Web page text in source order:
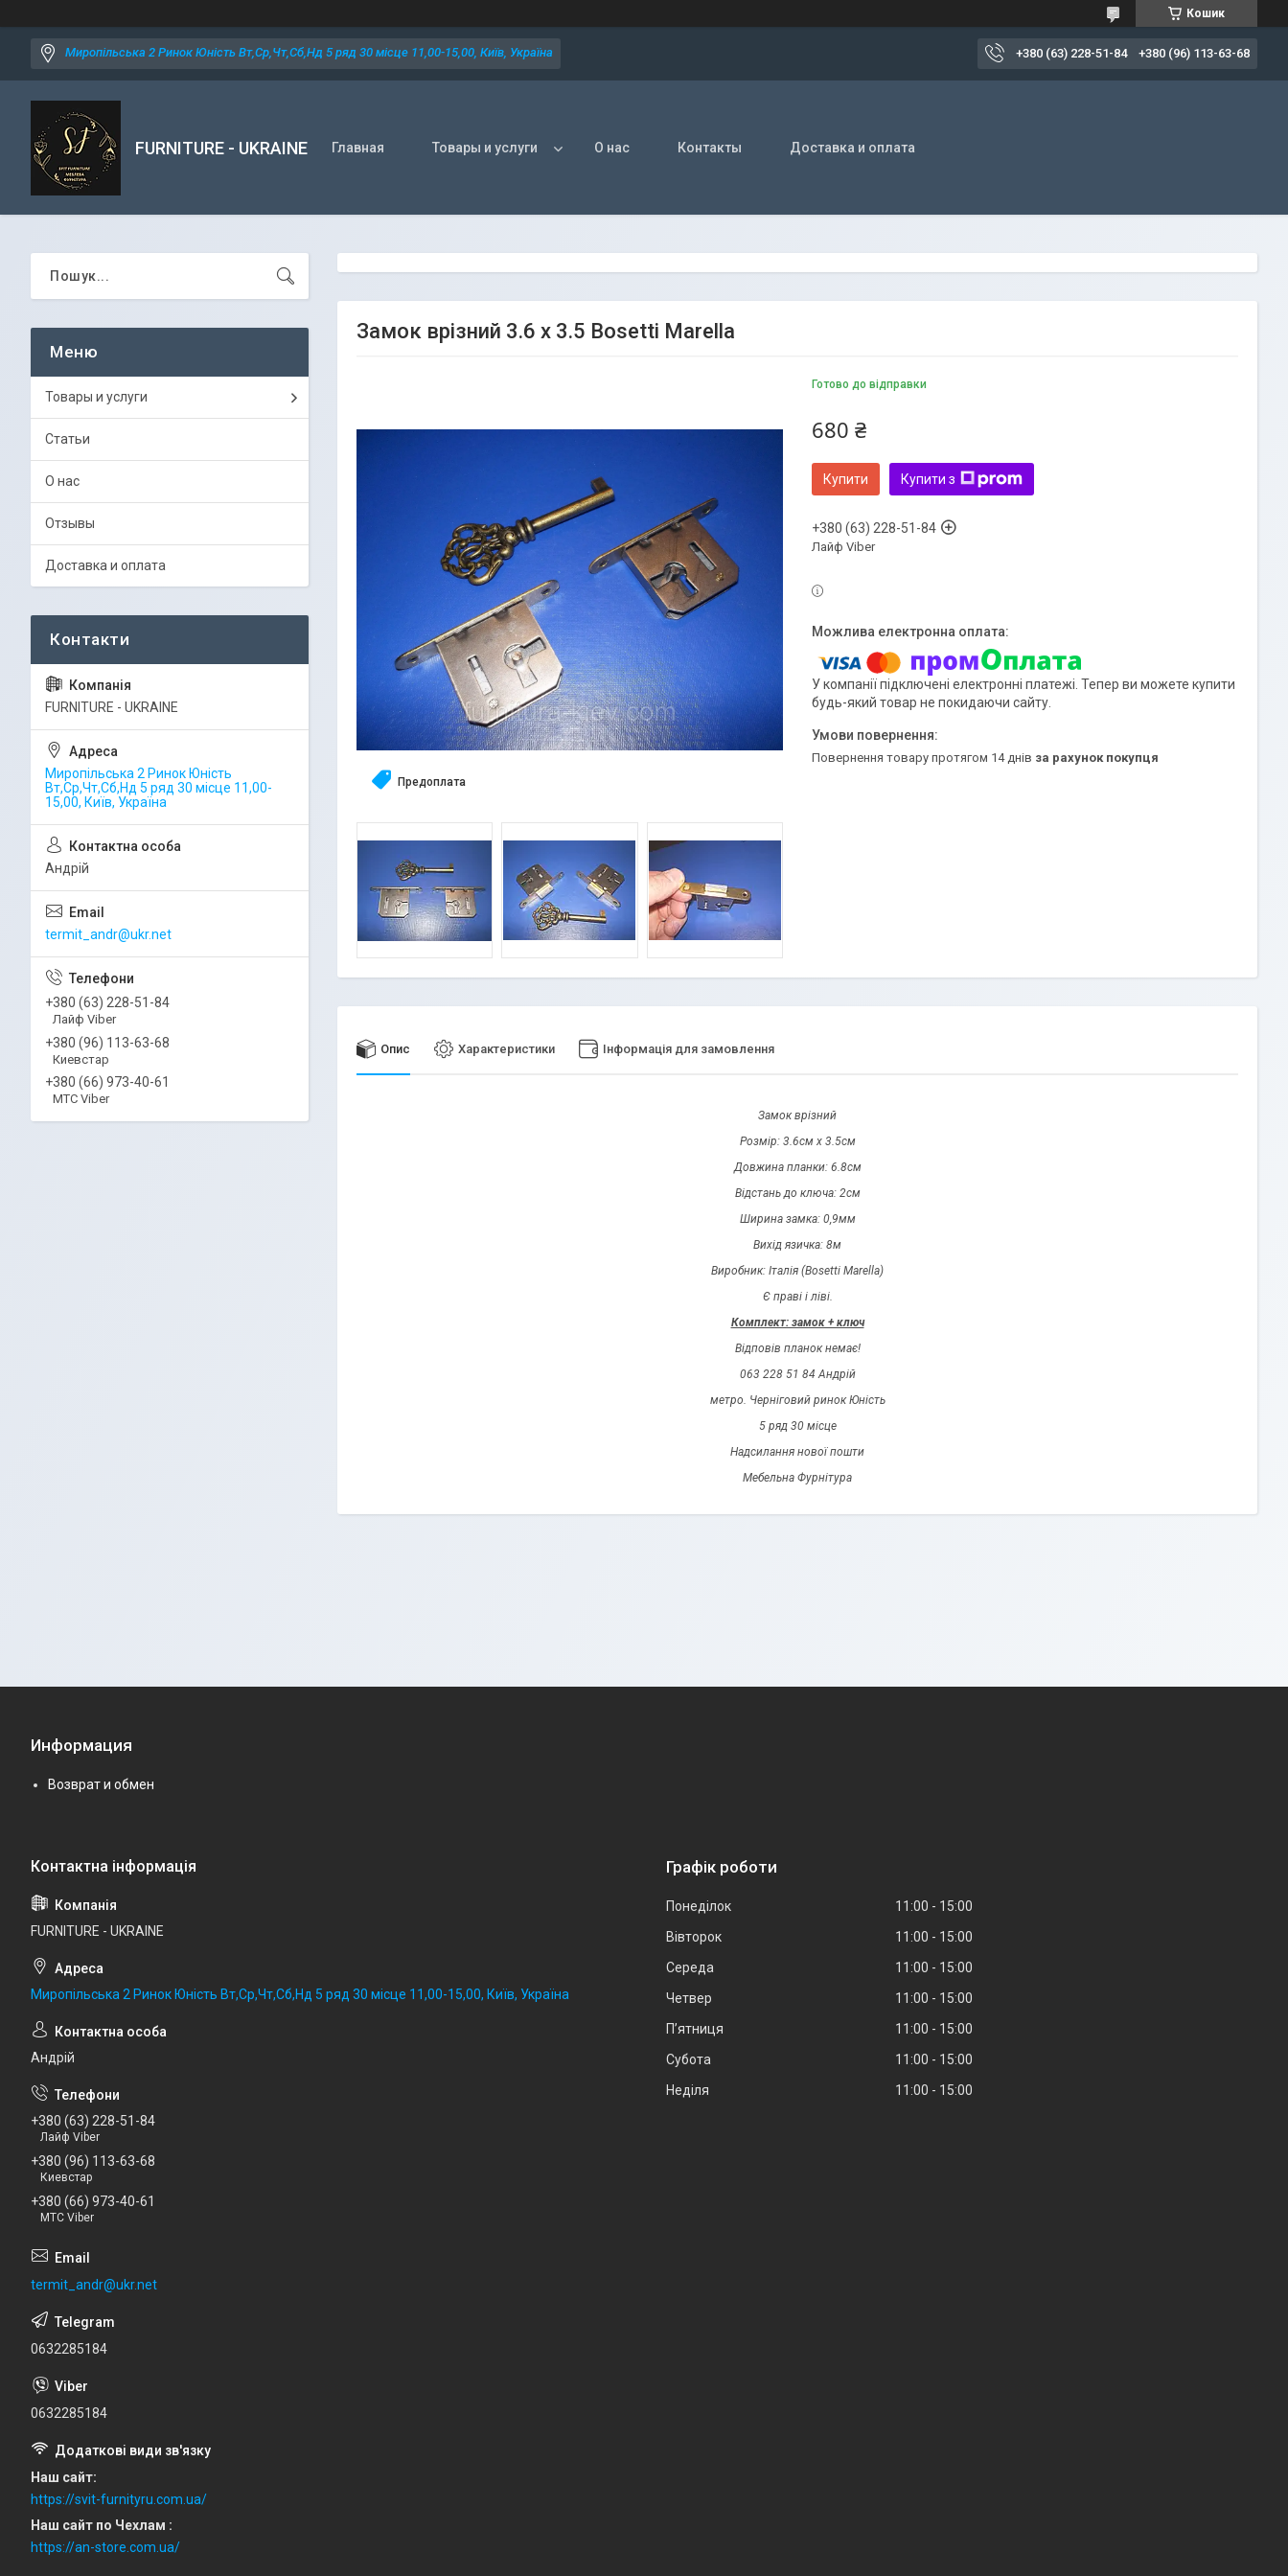
Кошик
Миропільська 2 Ринок Юність Вт,Ср,Чт,Сб,Нд 5 ряд 30 місце 11,00-15,00, Київ, Україна +380 (63) 228-51-84 +380 (96) 113-63-68
FURNITURE - UKRAINE Главная Товары и услуги О нас Контакты Доставка и оплата
Замок врізний 3.6 x 3.5 Bosetti Marella
Предоплата
Готово до відправки
680 ₴
Купити Купити з
+380 (63) 228-51-84
Лайф Viber
У компанії підключені електронні платежі. Тепер ви можете купити
будь-який товар не покидаючи сайту.
повернення товару протягом 14 днів за рахунок покупця
Опис Характеристики Інформація для замовлення
Замок врізний
Розмір: 3.6см х 3.5см
Довжина планки: 6.8см
Відстань до ключа: 2см
Ширина замка: 0,9мм
Вихід язичка: 8м
Виробник: Італія (Bosetti Marella)
Є праві і ліві.
Комплект: замок + ключ
Відповів планок немає!
063 228 51 84 Андрій
метро. Черніговий ринок Юність
5 ряд 30 місце
Надсилання нової пошти
Мебельна Фурнітура
Товары и услуги
Статьи
О нас
Отзывы
Доставка и оплата
FURNITURE - UKRAINE
Миропільська 2 Ринок Юність
Вт,Ср,Чт,Сб,Нд 5 ряд 30 місце 11,00-
15,00, Київ, Україна
Андрій
termit_andr@ukr.net
+380 (63) 228-51-84
Лайф Viber
+380 (96) 113-63-68
Киевстар
+380 (66) 973-40-61
МТС Viber
Информация
Возврат и обмен
FURNITURE - UKRAINE
Миропільська 2 Ринок Юність Вт,Ср,Чт,Сб,Нд 5 ряд 30 місце 11,00-15,00, Київ, Україна
Андрій
+380 (63) 228-51-84
Лайф Viber
+380 (96) 113-63-68
Киевстар
+380 (66) 973-40-61
МТС Viber
termit_andr@ukr.net
0632285184
0632285184
Наш сайт
https://svit-furnityru.com.ua/
Наш сайт по Чехлам
https://an-store.com.ua/
Графік роботи
Понеділок 11:00
15:00
Вівторок
11:00
15:00
Середа
11:00
15:00
Четвер
11:00
15:00
Пʼятниця
11:00
15:00
Субота
11:00
15:00
Неділя
11:00 15:00